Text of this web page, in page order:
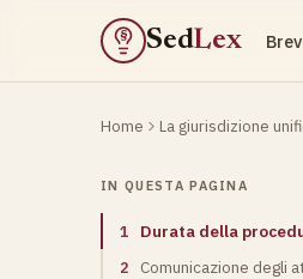
§ SedLex
Home La giurisdizione
IN QUESTA PAGINA
1
Durata della
2
Comunicazione degli